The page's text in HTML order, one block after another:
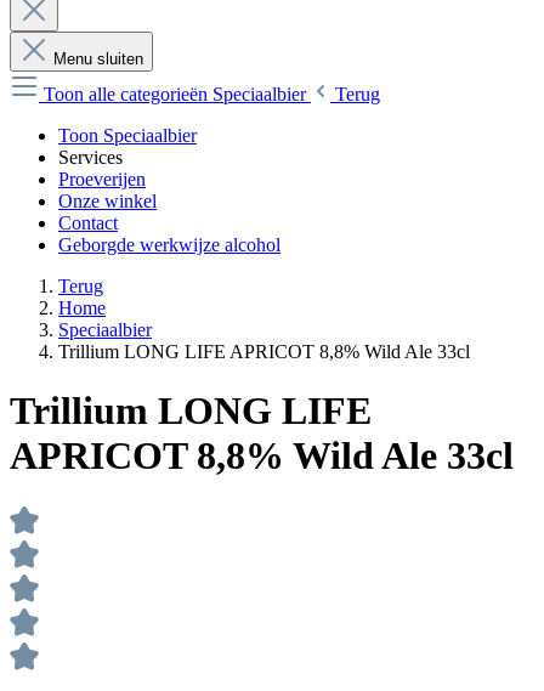
Menu sluiten
Toon alle categorieën Speciaalbier
Terug
Toon Speciaalbier
Services
Proeverijen
Onze winkel
Contact
Geborgde werkwijze alcohol
Terug
Home
Speciaalbier
Trillium LONG LIFE APRICOT 8,8% Wild Ale 33cl
Trillium LONG LIFE
APRICOT 8,8% Wild Ale 33cl